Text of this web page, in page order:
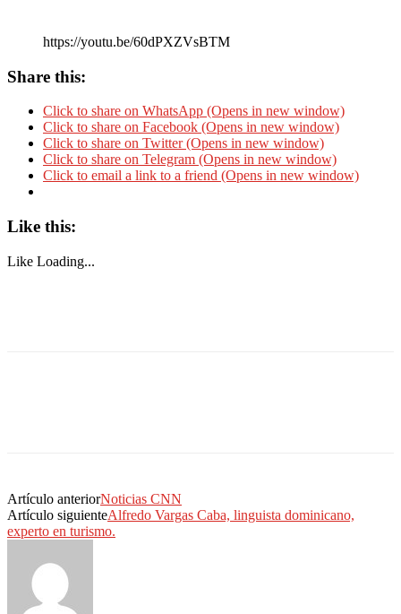
https://youtu.be/60dPXZVsBTM
Share this:
Click to share on WhatsApp (Opens in new window)
Click to share on Facebook (Opens in new window)
Click to share on Twitter (Opens in new window)
Click to share on Telegram (Opens in new window)
Click to email a link to a friend (Opens in new window)
Like this:
Like Loading...
Artículo anteriorNoticias CNN
Artículo siguienteAlfredo Vargas Caba, linguista dominicano,
experto en turismo.